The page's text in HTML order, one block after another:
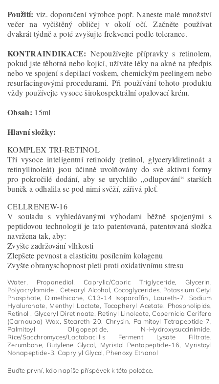
Použití: viz. doporučení výrobce popř. Naneste malé množství
večer na vyčištěný obličej v okolí očí. Začněte používat
dvakrát týdně a poté zvyšujte frekvenci podle tolerance.
KONTRAINDIKACE: Nepoužívejte přípravky s retinolem,
pokud jste těhotná nebo kojící, užíváte léky na akné na předpis
nebo ve spojení s depilací voskem, chemickým peelingem nebo
resurfacingovými procedurami. Při používání tohoto produktu
vždy používejte vysoce širokospektrální opalovací krém.
Obsah: 15ml
Hlavní složky:
KOMPLEX TRI-RETINOL
Tři vysoce inteligentní retinoidy (retinol, glyceryldiretinoát a
retinyllinoleát) jsou účinně uvolňovány do své aktivní formy
pro pokročilé dodání, aby se urychlilo „odlupování“ starších
buněk a odhalila se pod nimi svěží, zářivá pleť.
CELLRENEW-16
V souladu s vyhledávanými výhodami běžně spojenými s
peptidovou technologií je tato patentovaná, patentovaná složka
navržena tak, aby:
Zvyšte zadržování vlhkosti
Zlepšete pevnost a elasticitu posílením kolagenu
Zvyšte obranyschopnost pleti proti oxidativnímu stresu
Water, Propanediol, Caprylic/Capric Triglyceride, Glycerin,
Polyacrylamide , Cetearyl Alcohol, Cocoglycerides, Potassium Cetyl
Phosphate, Dimethicone, C13-14 Isoparaffin, Laureth-7, Sodium
Hyaluronate, Menthyl Lactate, Tocopheryl Acetate, Phospholipids,
Retinol , Glyceryl Diretinoate, Retinyl Linoleate, Copernicia Cerifera
(Carnauba) Wax, Steareth-20, Chrysin, Palmitoyl Tetrapeptide-7,
Palmitoyl Oligopeptide, N-Hydroxysuccinimide,
Rice/Sacchromyces/Lactobacillis Ferment Lysate Filtrate,
Zerumbone, Butylene Glycol, Myristol Pentapeptide-16, Myristoyl
Nonapeptide-3, Caprylyl Glycol, Phenoxy Ethanol
Buďte první, kdo napíše příspěvek k této položce.